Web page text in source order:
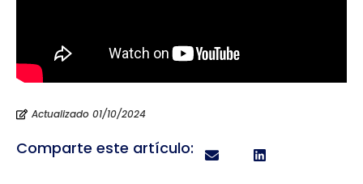
Actualizado 01/10/2024
Comparte este artículo: